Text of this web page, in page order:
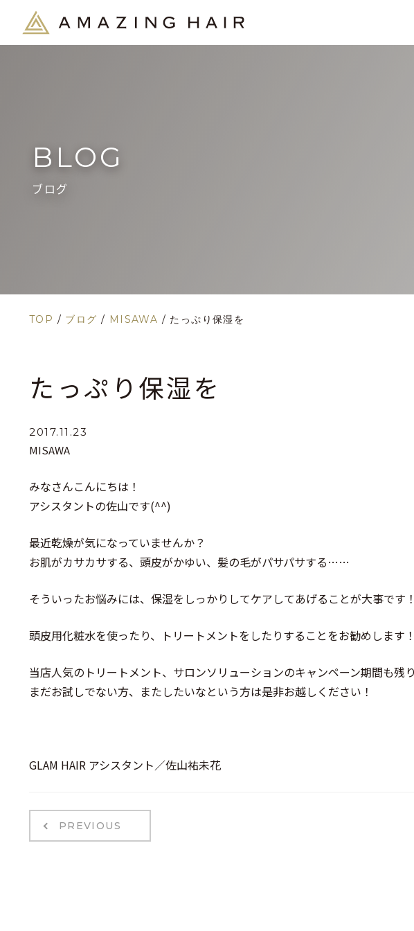
BLOG
ブログ
TOP / ブログ / MISAWA / たっぷり保湿を
たっぷり保湿を
2017.11.23
MISAWA
みなさんこんにちは！
アシスタントの佐山です(^^)
最近乾燥が気になっていませんか？
お肌がカサカサする、頭皮がかゆい、髪の毛がパサパサする……
そういったお悩みには、保湿をしっかりしてケアしてあげることが大事です！
頭皮用化粧水を使ったり、トリートメントをしたりすることをお勧めします！
当店人気のトリートメント、サロンソリューションのキャンペーン期間も残
まだお試しでない方、またしたいなという方は是非お越しください！
GLAM HAIR アシスタント／佐山祐未花
PREVIOUS